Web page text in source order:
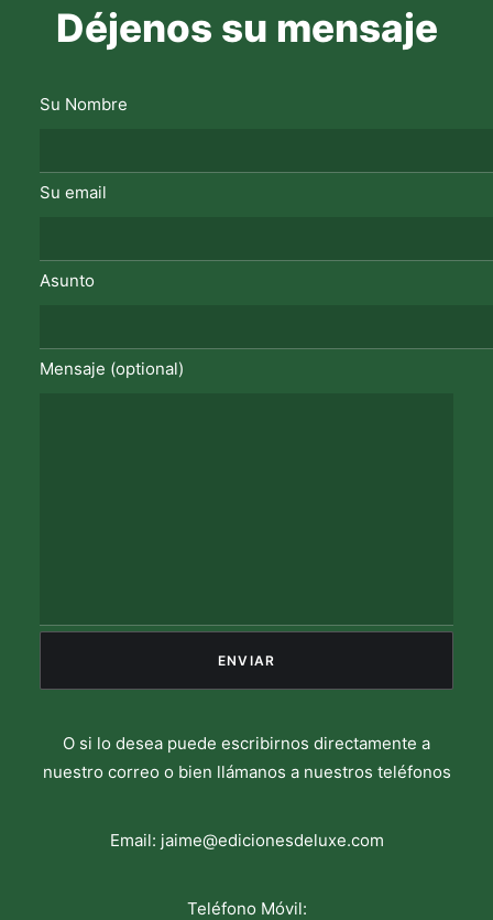
Déjenos su mensaje
Su Nombre
Su email
Asunto
Mensaje (optional)
O si lo desea puede escribirnos directamente a
nuestro correo o bien llámanos a nuestros teléfonos
Email: jaime@edicionesdeluxe.com
Teléfono Móvil: